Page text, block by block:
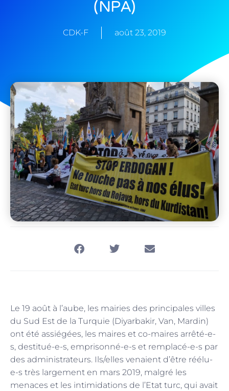
(NPA)
CDK-F août 23, 2019
Le 19 août à l’aube, les mairies des principales villes
du Sud Est de la Turquie (Diyarbakir, Van, Mardin)
ont été assiégées, les maires et co-maires arrêté-e-
s, destitué-e-s, emprisonné-e-s et remplacé-e-s par
des administrateurs. Ils/elles venaient d’être réélu-
e-s très largement en mars 2019, malgré les
menaces et les intimidations de l’Etat turc, qui avait